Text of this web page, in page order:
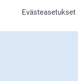
Evästeasetukset